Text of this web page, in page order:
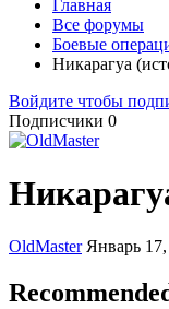
Главная
Все форумы
Боевые
Никарагуа
Войдите чтобы
Подписчики 0
OldMaster Январь